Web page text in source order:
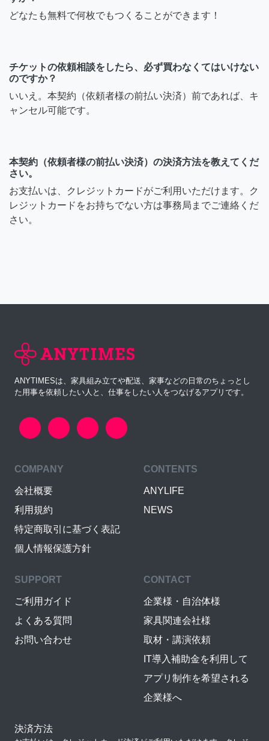
どなたも無料で何枚でもつくることができます！
チケットの依頼相談をしたら、必ず買わなくてはいけない
のですか？
いいえ。本契約（依頼者様の前払い決済）前であれば、キ
ャンセル可能です。
本契約（依頼者様の前払い決済）の決済方法を教えてくだ
さい。
お支払いは、クレジットカードがご利用いただけます。ク
レジットカードをお持ちでない方は事務局までご連絡くだ
さい。
ANYTIMESは、家具組み立てや配送、家事などの日常のちょっとし
た用事を依頼したい人と、仕事をしたい人をつなげるアプリです。
COMPANY
会社概要
利用規約
特定商取引に基づく表記
個人情報保護方針
CONTENTS
ANYLIFE
NEWS
SUPPORT
ご利用ガイド
よくある質問
お問い合わせ
CONTACT
企業様・自治体様
家具関連会社様
取材・講演依頼
IT導入補助金を利用して
アプリ制作を希望される
企業様へ
決済方法